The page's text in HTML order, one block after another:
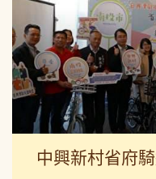
中興新村省府